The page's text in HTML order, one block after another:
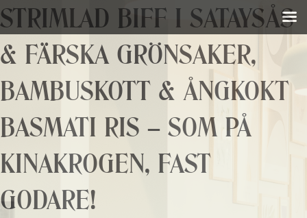
STRIMLAD BIFF I SATAYSÅS
& FÄRSKA GRÖNSAKER,
BAMBUSKOTT & ÅNGKOKT
BASMATI RIS – SOM PÅ
KINAKROGEN, FAST
GODARE!